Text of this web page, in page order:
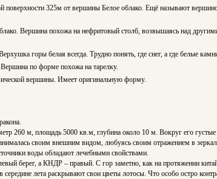
поверхности 325м от вершины Белое облако. Ещё называют
Вершина похожа на нефритовый столб, возвышаясь над
горы белая всегда. Трудно понять, где снег, а где белые
по форме похожа на тарелку.
вершины. Имеет оригинальную форму.
260 м, площадь 5000 кв.м, глубина около 10 м. Вокруг его
своим внешним видом, любуясь своим отражением в
воды обладают лечебными свойствами.
берег, а КНДР – правый. С гор заметно, как на протяжении
лета раскрывают свои цветы лотосы. Что особо остро